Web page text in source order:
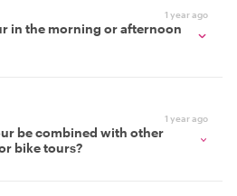
1 year ago
in the morning or afternoon
1 year ago
be combined with other
bike tours?